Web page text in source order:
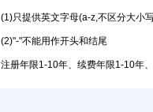
(1)只提供英文字母(a-z,不区分大小
(2)"-"不能用作开头和结尾
注册年限1-10年、续费年限1-10年